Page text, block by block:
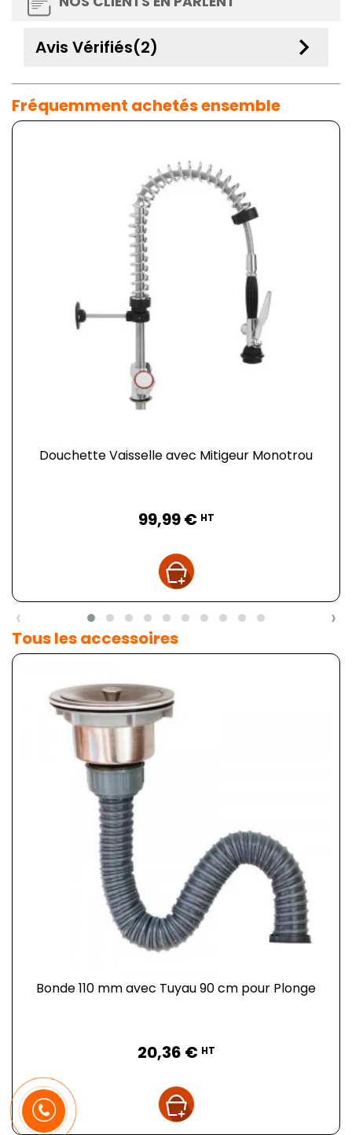
Avis Vérifiés(2) keyboard_arrow_down
Fréquemment achetés ensemble
Douchette Vaisselle avec Mitigeur Monotrou
99,99 € HT
‹ ›
Tous les accessoires
Bonde 110 mm avec Tuyau 90 cm pour Plonge
20,36 € HT